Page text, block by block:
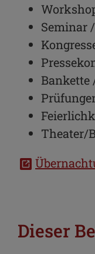
Seminar
Bankette
Theater/
Dieser